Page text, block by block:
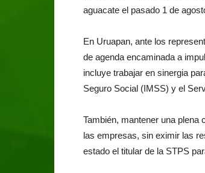
aguacate el pasado 1 de
En Uruapan, ante los
de agenda encaminada a
incluye trabajar en sinergia
Seguro Social (IMSS) y el
También, mantener una plena
las empresas, sin eximir las
estado el titular de la STPS